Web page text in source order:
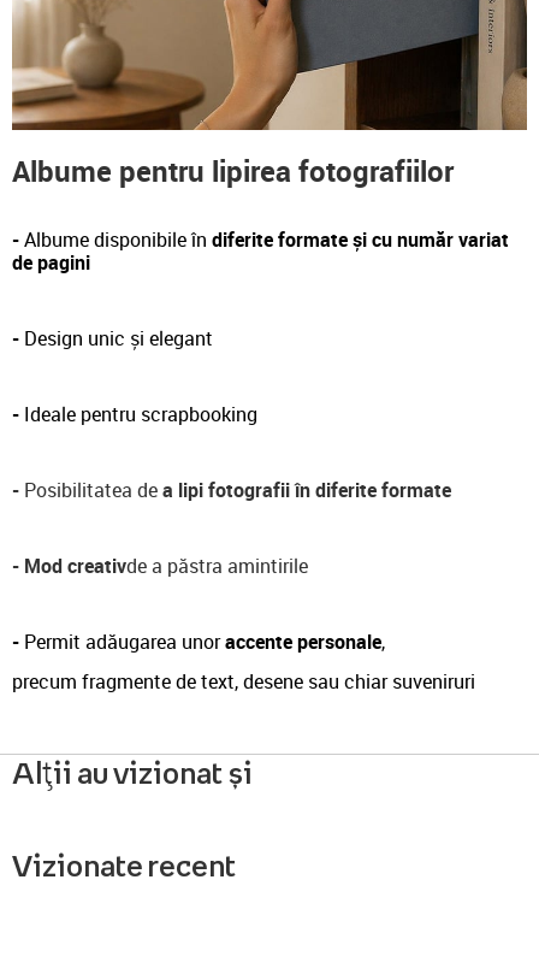
Albume pentru lipirea fotografiilor
-Albume disponibile în diferite formate și cu număr variat
de pagini
- Design unic și elegant
- Ideale pentru scrapbooking
- Posibilitatea dea lipi fotografii în diferite formate
- Mod creativde a păstra amintirile
- Permit adăugarea unoraccente personale,
precum fragmente de text, desene sau chiar suveniruri
Alții au vizionat și
Vizionate recent